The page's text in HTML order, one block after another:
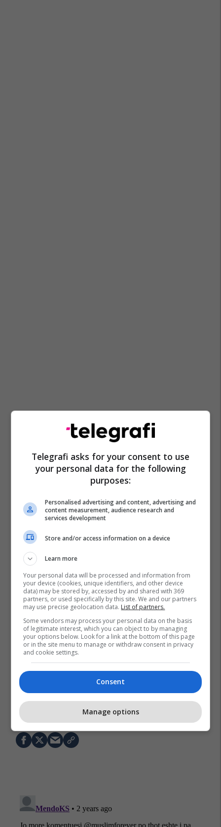
Telegrafi asks for your consent to use
your personal data for the following
purposes:
Personalised advertising and content, advertising and
content measurement, audience research and
services development
Store and/or access information on a device
Learn more
Your personal data will be processed and information from
your device (cookies, unique identifiers, and other device
data) may be stored by, accessed by and shared with 369
partners, or used specifically by this site. We and our partners
may use precise geolocation data. List of partners.
Some vendors may process your personal data on the basis
of legitimate interest, which you can object to by managing
your options below. Look for a link at the bottom of this page
or in the site menu to manage or withdraw consent in privacy
and cookie settings.
Consent
Manage options